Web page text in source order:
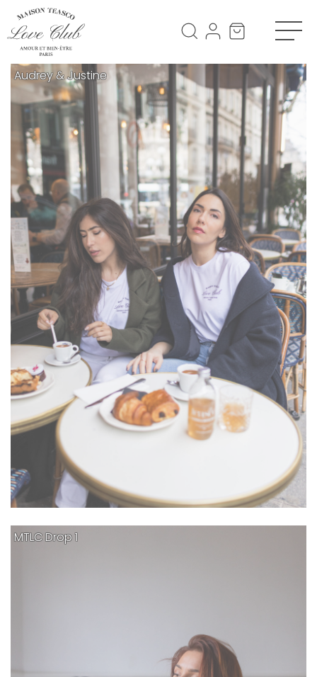
Audrey & Justine
MTLC Drop 1
Panneau de gestion des cookies